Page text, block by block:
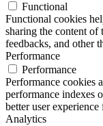
Functional
Functional cookies
sharing the content of
feedbacks, and other
Performance
Performance
Performance cookies
performance indexes
better user
Analytics